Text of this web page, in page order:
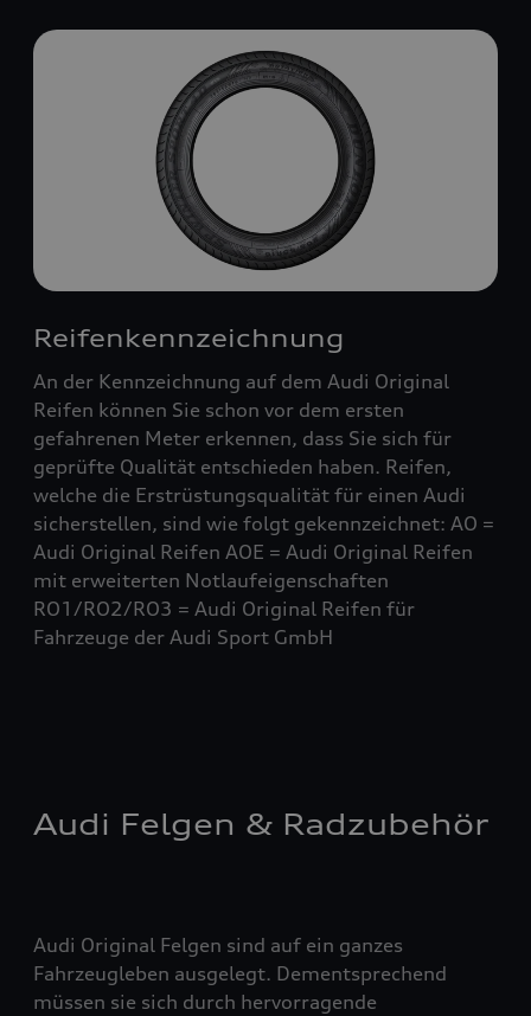
Reifenkennzeichnung
An der Kennzeichnung auf dem Audi Original
Reifen können Sie schon vor dem ersten
gefahrenen Meter erkennen, dass Sie sich für
geprüfte Qualität entschieden haben. Reifen,
welche die Erstrüstungsqualität für einen Audi
sicherstellen, sind wie folgt gekennzeichnet: AO =
Audi Original Reifen AOE = Audi Original Reifen
mit erweiterten Notlaufeigenschaften
RO1/RO2/RO3 = Audi Original Reifen für
Fahrzeuge der Audi Sport GmbH
Audi Felgen & Radzubehör
Audi Original Felgen sind auf ein ganzes
Fahrzeugleben ausgelegt. Dementsprechend
müssen sie sich durch hervorragende